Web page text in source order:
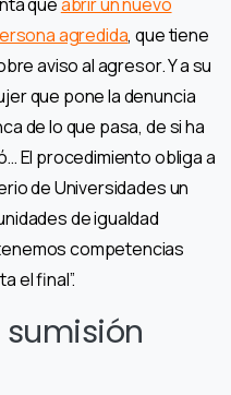
agredida, que tiene
aviso al agresor. Y a su
que pone la denuncia
de lo que pasa, de si ha
El procedimiento obliga a
de Universidades un
de igualdad
competencias
el final”.